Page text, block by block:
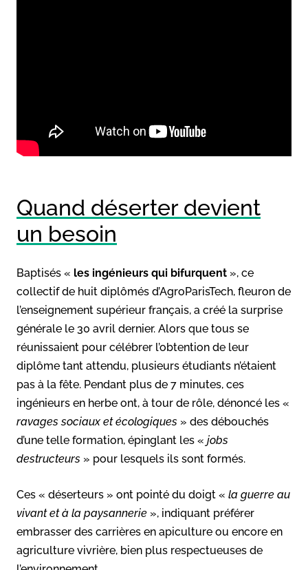
Quand déserter devient
un besoin
Baptisés « les ingénieurs qui bifurquent », ce
collectif de huit diplômés d’AgroParisTech, fleuron de
l’enseignement supérieur français, a créé la surprise
générale le 30 avril dernier. Alors que tous se
réunissaient pour célébrer l’obtention de leur
diplôme tant attendu, plusieurs étudiants n’étaient
pas à la fête. Pendant plus de 7 minutes, ces
ingénieurs en herbe ont, à tour de rôle, dénoncé les «
ravages sociaux et écologiques » des débouchés
d’une telle formation, épinglant les « jobs
destructeurs » pour lesquels ils sont formés.
Ces « déserteurs » ont pointé du doigt « la guerre au
vivant et à la paysannerie », indiquant préférer
embrasser des carrières en apiculture ou encore en
agriculture vivrière, bien plus respectueuses de